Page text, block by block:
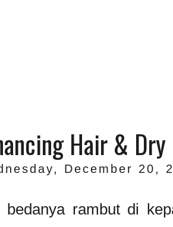
Hair &
December 20,
bedanya rambut di